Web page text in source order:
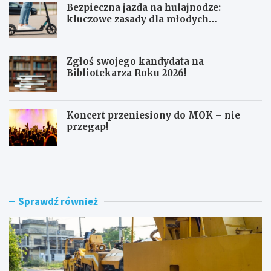
Bezpieczna jazda na hulajnodze:
kluczowe zasady dla młodych
Zgłoś swojego kandydata na
Bibliotekarza Roku 2026!
Koncert przeniesiony do MOK – nie
przegap!
N
o
d
o
i
m
B
e
z
n
a
j
Sprawdź również